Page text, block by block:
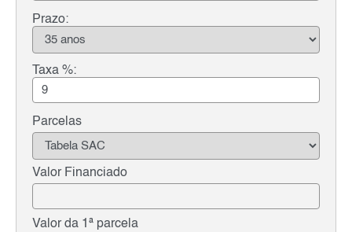
Prazo:
Taxa %:
Parcelas
Valor Financiado
Valor da 1ª parcela